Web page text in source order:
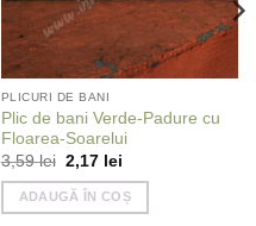
PLICURI DE BANI
Plic de bani Verde-Padure cu
Floarea-Soarelui
3,59lei Prețul
inițial
a
fost:
2,17 leiPrețul
este:
2,17 lei.
ADAUGĂ ÎN COȘ